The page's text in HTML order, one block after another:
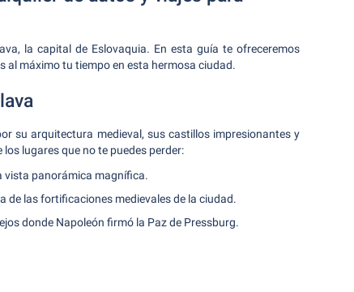
la capital de Eslovaquia. En esta guía te ofreceremos
al máximo tu tiempo en esta hermosa ciudad.
su arquitectura medieval, sus castillos impresionantes y
lugares que no te puedes perder:
vista panorámica magnífica.
de las fortificaciones medievales de la ciudad.
donde Napoleón firmó la Paz de Pressburg.